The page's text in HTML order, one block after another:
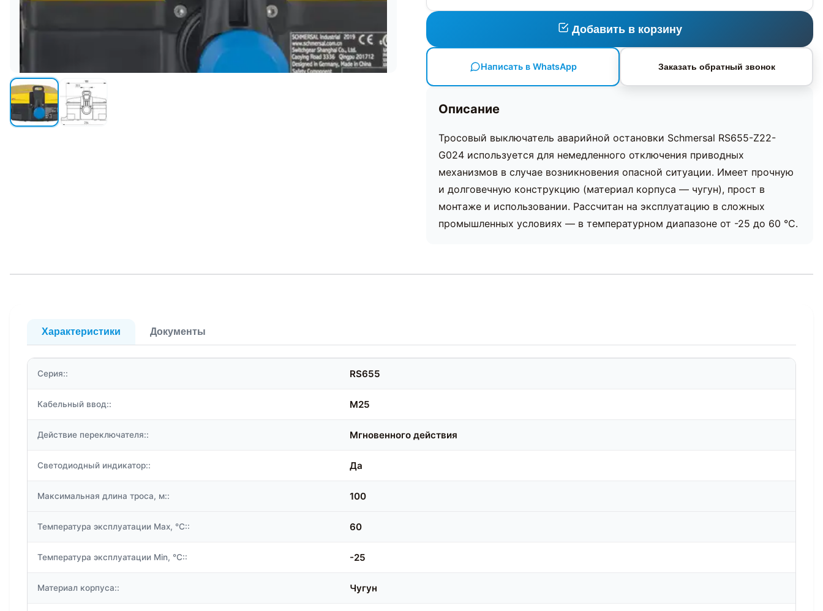
Добавить в корзину
Написать в WhatsApp Заказать обратный звонок
Описание
Тросовый выключатель аварийной остановки Schmersal RS655-Z22-
G024 используется для немедленного отключения приводных
механизмов в случае возникновения опасной ситуации. Имеет прочную
и долговечную конструкцию (материал корпуса — чугун), прост в
монтаже и использовании. Рассчитан на эксплуатацию в сложных
промышленных условиях — в температурном диапазоне от -25 до 60 °С.
Характеристики Документы
Серия:: RS655
Кабельный ввод:: M25
Действие переключателя:: Мгновенного действия
Светодиодный индикатор:: Да
Максимальная длина троса, м:: 100
Температура эксплуатации Max, °C:: 60
Температура эксплуатации Min, °C:: -25
Материал корпуса:: Чугун